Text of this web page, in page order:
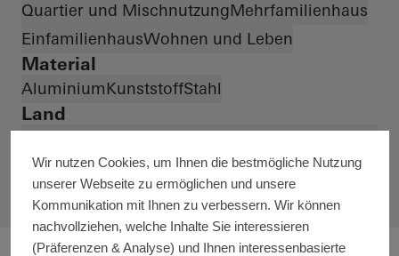
Quartier und MischnutzungMehrfamilienhaus
EinfamilienhausWohnen und Leben
Material
AluminiumKunststoffStahl
Land
Länder *
Wir nutzen Cookies, um Ihnen die bestmögliche Nutzung
unserer Webseite zu ermöglichen und unsere
Kommunikation mit Ihnen zu verbessern. Wir können
nachvollziehen, welche Inhalte Sie interessieren
(Präferenzen & Analyse) und Ihnen interessenbasierte